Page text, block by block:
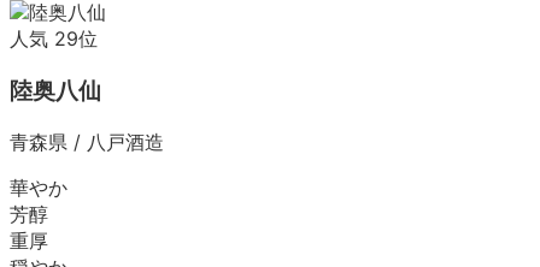
人気 29位
陸奥八仙
青森県 / 八戸酒造
華やか
芳醇
重厚